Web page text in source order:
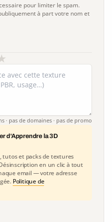
pour limiter le spam.
à part votre nom et
· pas de domaines · pas de promo
d'Apprendre la 3D
tutos et packs de textures
en un clic à tout
email — votre adresse
Politique de